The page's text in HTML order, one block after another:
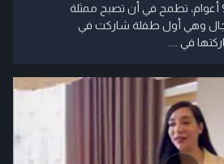
سيلينا الربابعة صاحبة الـ 9 أعوام، تطمح في أن تصبح ممثلة
وهي أول طفلة شاركت في
في ....